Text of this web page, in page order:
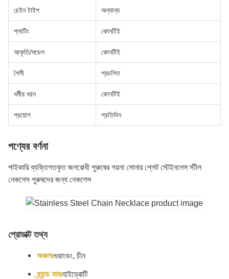
চেইন টাইপ অন্যান্য
প্লাটিং কোনটিই
আকৃতি/মডেল কোনটিই
শৈলী প্রচলিত
ধর্মীয় ধরন কোনটিই
প্রয়োগ প্রতিদিন
পণ্যের বর্ণনা
পাইকারি ব্যক্তিগতকৃত জলরোধী পুরুষের গয়না সোনার প্লেট স্টেইনলেস স্টীল
নেকলেস পুরুষদের জন্য নেকলেস
প্রোডাক্ট তথ্য
অঞ্চলঃগুয়াংডং, চীন
ব্র্যান্ড নামঃহাইড্রোটি